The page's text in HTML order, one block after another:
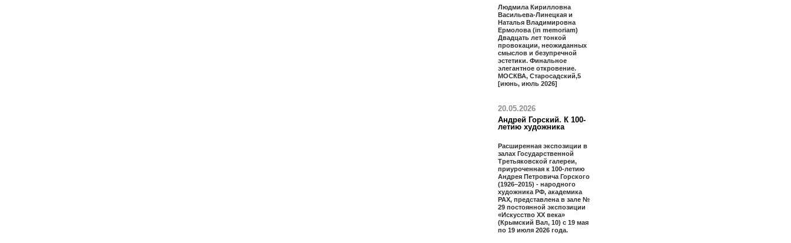
Людмила Кирилловна
Васильева-Линецкая и
Наталья Владимировна
Ермолова (in memoriam)
Двадцать лет тонкой
провокации, неожиданных
смыслов и безупречной
эстетики. Финальное
элегантное откровение.
МОСКВА, Старосадский,5
[июнь, июль 2026]
20.05.2026
Андрей Горский. К 100-
летию художника
Расширенная экспозиции в
залах Государственной
Третьяковской галереи,
приуроченная к 100-летию
Андрея Петровича Горского
(1926–2015) - народного
художника РФ, академика
РАХ, представлена в зале №
29 постоянной экспозиции
«Искусство ХХ века»
(Крымский Вал, 10) с 19 мая
по 19 июля 2026 года.